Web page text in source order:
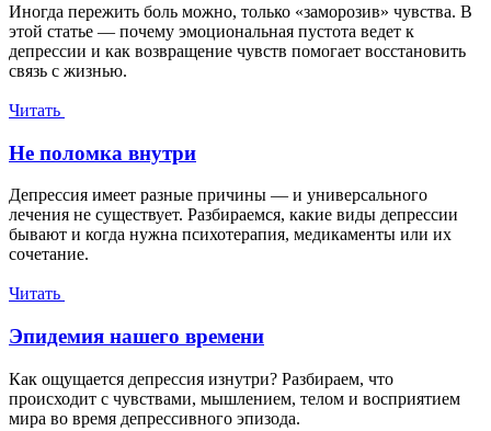
Иногда пережить боль можно, только «заморозив» чувства. В
этой статье — почему эмоциональная пустота ведет к
депрессии и как возвращение чувств помогает восстановить
связь с жизнью.
Читать
Не поломка внутри
Депрессия имеет разные причины — и универсального
лечения не существует. Разбираемся, какие виды депрессии
бывают и когда нужна психотерапия, медикаменты или их
сочетание.
Читать
Эпидемия нашего времени
Как ощущается депрессия изнутри? Разбираем, что
происходит с чувствами, мышлением, телом и восприятием
мира во время депрессивного эпизода.